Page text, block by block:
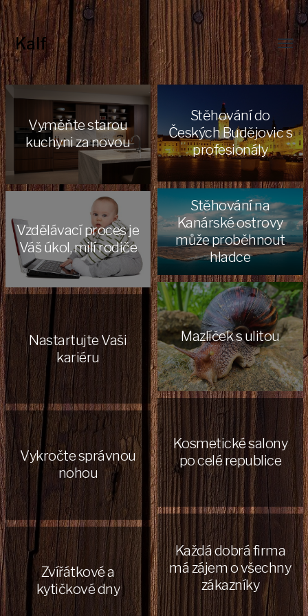
Kalf
menu
Vyměňte starou
kuchyni za novou
Stěhování do
Českých Budějovic s
profesionály
Stěhování na
Kanárské ostrovy
může proběhnout
hladce
Vzdělávací proces je
Váš úkol, milí rodiče
Mazlíček s ulitou
Nastartujte Vaši
kariéru
Kosmetické salony
po celé republice
Vykročte správnou
nohou
Každá dobrá firma
má zájem o všechny
zákazníky
Zvířátkové a
kytičkové dny